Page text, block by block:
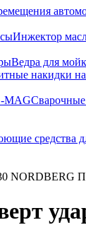
Инжектор
Ведра для
накидки на
MAG
средства
NORDBERG